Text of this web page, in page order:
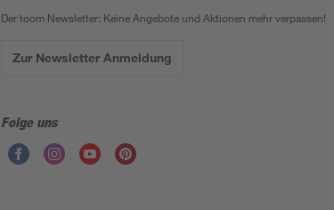
Der toom Newsletter: Keine Angebote und Aktionen mehr verpassen!
Zur Newsletter Anmeldung
Folge uns